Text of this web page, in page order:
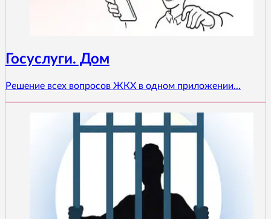
Госуслуги. Дом
Решение всех вопросов ЖКХ в одном приложении...